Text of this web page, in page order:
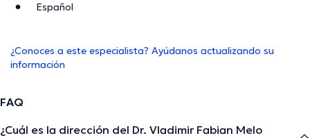
Español
¿Conoces a este especialista? Ayúdanos actualizando su
información
FAQ
¿Cuál es la dirección del Dr. Vladimir Fabian Melo